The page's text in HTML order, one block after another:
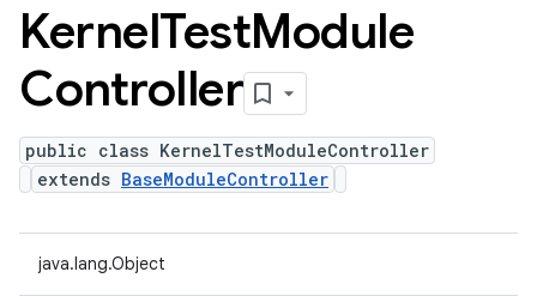
KernelTestModule
Controller
public class KernelTestModuleController
extends BaseModuleController
java.lang.Object